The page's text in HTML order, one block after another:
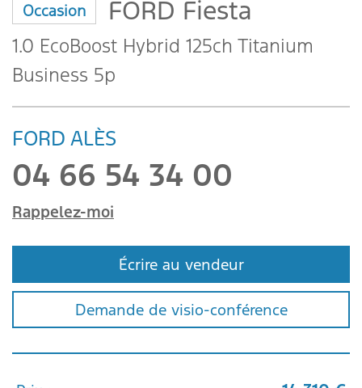
Occasion FORD Fiesta
1.0 EcoBoost Hybrid 125ch Titanium
Business 5p
FORD ALÈS
04 66 54 34 00
Rappelez-moi
Écrire au vendeur
Demande de visio-conférence